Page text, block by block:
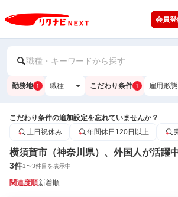
会員
職種・キーワードから探す
勤務地 1 職種 こだわり条件 1 雇用形態
こだわり条件の追加設定を忘れていませんか？
土日祝休み
年間休日120日以上
横須賀市（神奈川県）、外国人が活躍
3件1〜3件目を表示中
関連度順新着順